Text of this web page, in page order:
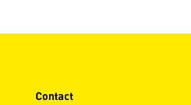
Contact